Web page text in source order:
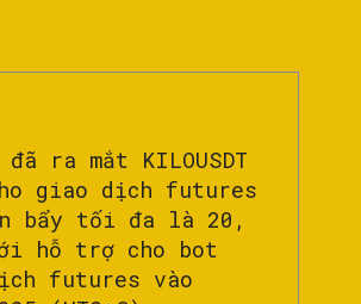
ra mắt KILOUSDT
giao dịch futures
bẩy tối đa là 20,
hỗ trợ cho bot
futures vào